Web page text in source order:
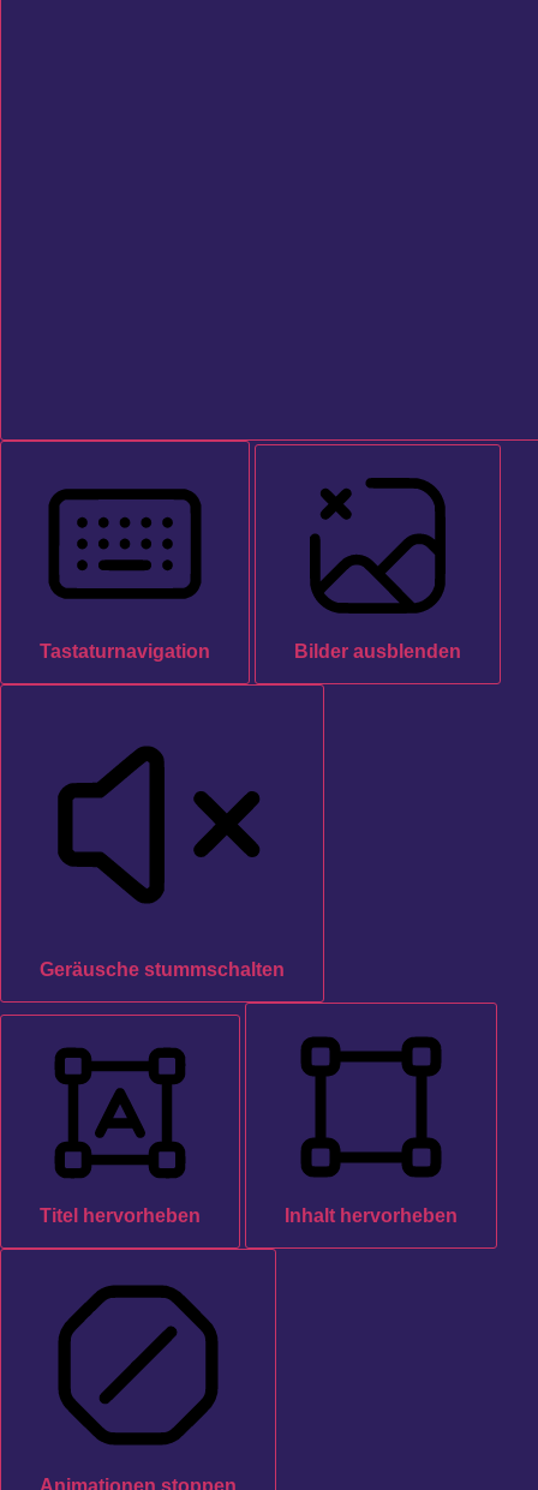
Tastaturnavigation Bilder ausblenden
Geräusche stummschalten
Titel hervorheben Inhalt hervorheben